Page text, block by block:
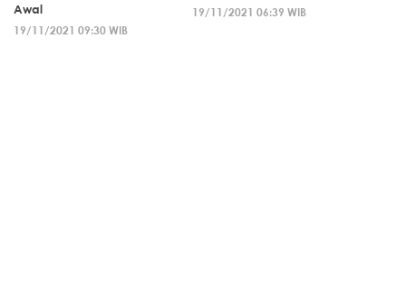
Awal
19/11/2021 09:30 WIB
19/11/2021 06:39 WIB